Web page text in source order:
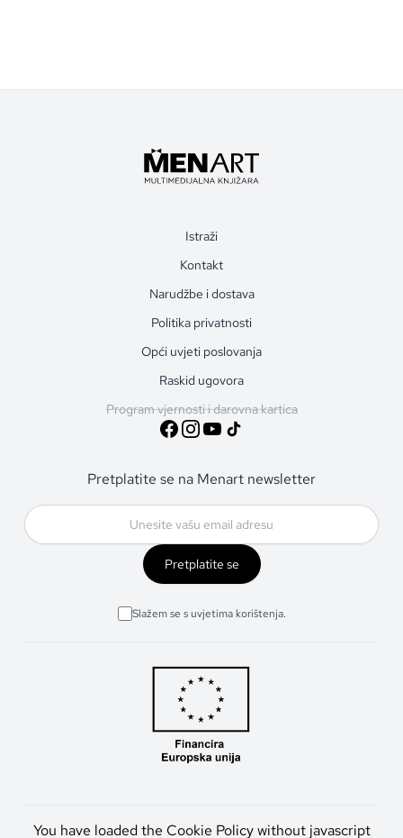
Istraži
Kontakt
Narudžbe i dostava
Politika privatnosti
Opći uvjeti poslovanja
Raskid ugovora
Program vjernosti i darovna kartica
Pretplatite se na Menart newsletter
Pretplatite se
Slažem se s uvjetima korištenja.
You have loaded the Cookie Policy without javascript